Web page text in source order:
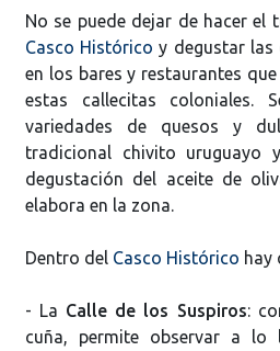
No se puede dejar de hacer el
Casco Histórico y degustar las
en los bares y restaurantes
estas callecitas coloniales.
variedades de quesos y
tradicional chivito uruguayo
degustación del aceite de
elabora en la zona.
Dentro del Casco Histórico hay
- La Calle de los Suspiros:
cuña, permite observar a lo